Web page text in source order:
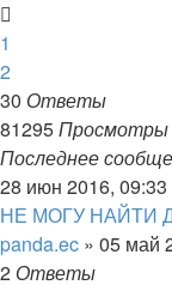
1
2
30 Ответы
81295Просмотры
Последнее
28 июн 2016, 09:33
НЕ МОГУ НАЙТИ
panda.ec » 05 май
2 Ответы